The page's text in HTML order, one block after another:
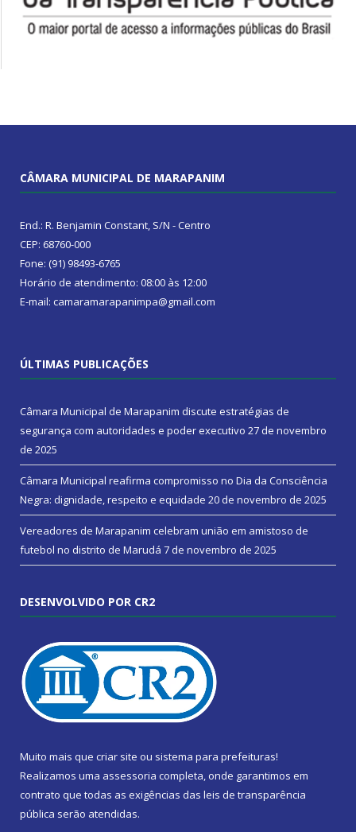
CÂMARA MUNICIPAL DE MARAPANIM
End.: R. Benjamin Constant, S/N - Centro
CEP: 68760-000
Fone: (91) 98493-6765
Horário de atendimento: 08:00 às 12:00
E-mail: camaramarapanimpa@gmail.com
ÚLTIMAS PUBLICAÇÕES
Câmara Municipal de Marapanim discute estratégias de
segurança com autoridades e poder executivo 27 de novembro
de 2025
Câmara Municipal reafirma compromisso no Dia da Consciência
Negra: dignidade, respeito e equidade 20 de novembro de 2025
Vereadores de Marapanim celebram união em amistoso de
futebol no distrito de Marudá 7 de novembro de 2025
DESENVOLVIDO POR CR2
Muito mais que criar site ou sistema para prefeituras!
Realizamos uma assessoria completa, onde garantimos em
contrato que todas as exigências das leis de transparência
pública serão atendidas.